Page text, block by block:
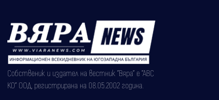
Собственик и издател на вестник "Вяра" е "АВС
КО" ООД, регистрирана на 08.05.2002 година.